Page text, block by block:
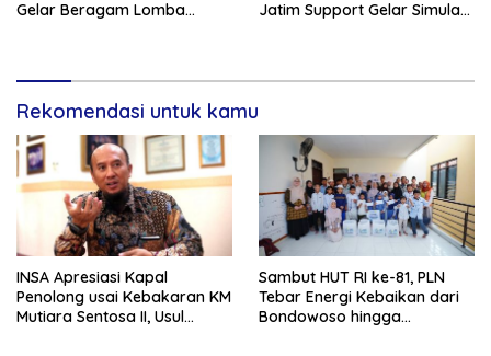
Gelar Beragam Lomba
Jatim Support Gelar Simulasi
Rekomendasi untuk kamu
INSA Apresiasi Kapal
Penolong usai Kebakaran KM
Mutiara Sentosa II, Usul
Sambut HUT RI ke-81, PLN
Tebar Energi Kebaikan dari
Bondowoso hingga